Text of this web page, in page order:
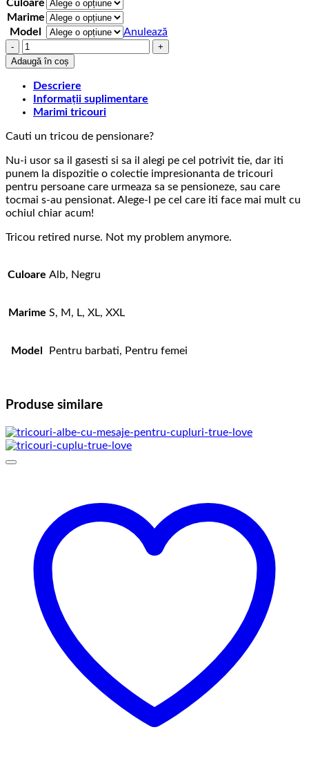
Culoare
Marime
Model
Anulează
Cantitate
Tricou
Pensionare
Retired
Nurse
Adaugă în coș
Descriere
Informații suplimentare
Marimi tricouri
Cauti un tricou de pensionare?
Nu-i usor sa il gasesti si sa il alegi pe cel potrivit tie, dar iti
punem la dispozitie o colectie impresionanta de tricouri
pentru persoane care urmeaza sa se pensioneze, sau care
tocmai s-au pensionat. Alege-l pe cel care iti face mai mult cu
ochiul chiar acum!
Tricou retired nurse. Not my problem anymore.
Culoare Alb, Negru
Marime S, M, L, XL, XXL
Model Pentru barbati, Pentru femei
Produse similare